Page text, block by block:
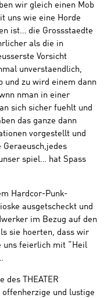
wir gleich einen Mob
uns wie eine Horde
ist… die Grossstaedte
als die in
Vorsicht
unverstaendlich,
und zu wird einem dann
nman in einer
sich sicher fuehlt und
das ganze dann
vorgestellt und
spiel… hat Spass
Hardcor-Punk-
ausgetscheckt und
im Bezug auf den
sie hoerten, dass wir
uns feierlich mit “Heil
des THEATER
offenherzige und lustige